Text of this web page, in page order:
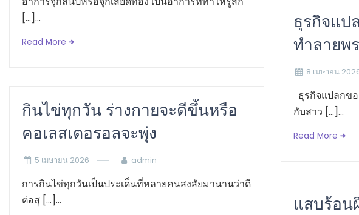
ธุรกิจแป
ทำลายพ
8 เมษายน
ธุรกิจแปลกข
กับสาว […]...
Read More
[…]...
Read More
กินไข่ทุกวัน ร่างกายจะดีขึ้นหรือ
คอเลสเตอรอลจะพุ่ง
5 เมษายน 2026 admin
การกินไข่ทุกวันเป็นประเด็นที่หลายคนสงสัยมานานว่าดี
ต่อสุ […]...
แสบร้อน